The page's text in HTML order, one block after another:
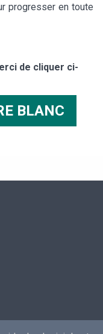
progresser en toute
de cliquer ci-
BLANC